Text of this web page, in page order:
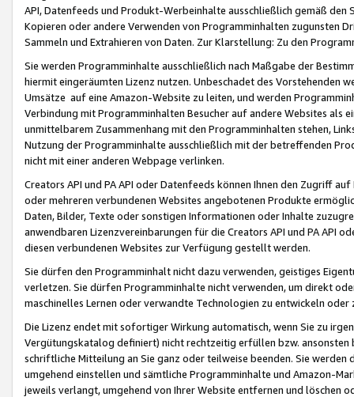
API, Datenfeeds und Produkt-Werbeinhalte ausschließlich gemäß
Kopieren oder andere Verwenden von Programminhalten zugunsten
Sammeln und Extrahieren von Daten. Zur Klarstellung: Zu den
Sie werden Programminhalte ausschließlich nach Maßgabe der
hiermit eingeräumten Lizenz nutzen. Unbeschadet des Vorstehenden
Umsätze auf eine Amazon-Website zu leiten, und werden
Verbindung mit Programminhalten Besucher auf andere Websites als
unmittelbarem Zusammenhang mit den Programminhalten stehen,
Nutzung der Programminhalte ausschließlich mit der betreffenden
nicht mit einer anderen Webpage verlinken.
Creators API und PA API oder Datenfeeds können Ihnen den Zugriff
oder mehreren verbundenen Websites angebotenen Produkte
Daten, Bilder, Texte oder sonstigen Informationen oder Inhalte
anwendbaren Lizenzvereinbarungen für die Creators API und PA API
diesen verbundenen Websites zur Verfügung gestellt werden.
Sie dürfen den Programminhalt nicht dazu verwenden, geistiges
verletzen. Sie dürfen Programminhalte nicht verwenden, um direkt
maschinelles Lernen oder verwandte Technologien zu entwickeln
Die Lizenz endet mit sofortiger Wirkung automatisch, wenn Sie zu
Vergütungskatalog definiert) nicht rechtzeitig erfüllen bzw. ansonsten
schriftliche Mitteilung an Sie ganz oder teilweise beenden. Sie werden
umgehend einstellen und sämtliche Programminhalte und Amazon-
jeweils verlangt, umgehend von Ihrer Website entfernen und löschen